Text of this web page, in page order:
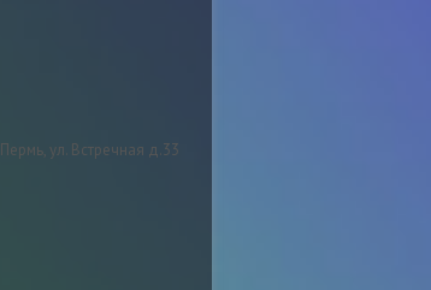
Пермь, ул. Встречная д.33